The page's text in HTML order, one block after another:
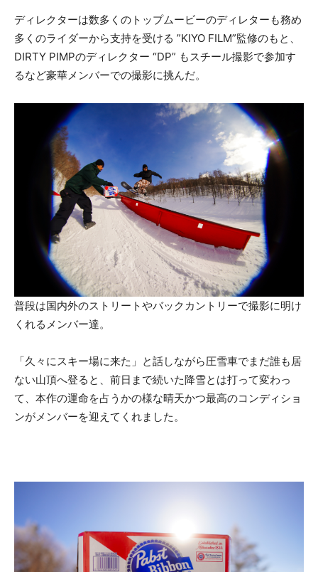
ディレクターは数多くのトップムービーのディレターも務め
多くのライダーから支持を受ける ”KIYO FILM”監修のもと、
DIRTY PIMPのディレクター “DP” もスチール撮影で参加す
るなど豪華メンバーでの撮影に挑んだ。
普段は国内外のストリートやバックカントリーで撮影に明け
くれるメンバー達。
「久々にスキー場に来た」と話しながら圧雪車でまだ誰も居
ない山頂へ登ると、前日まで続いた降雪とは打って変わっ
て、本作の運命を占うかの様な晴天かつ最高のコンディショ
ンがメンバーを迎えてくれました。